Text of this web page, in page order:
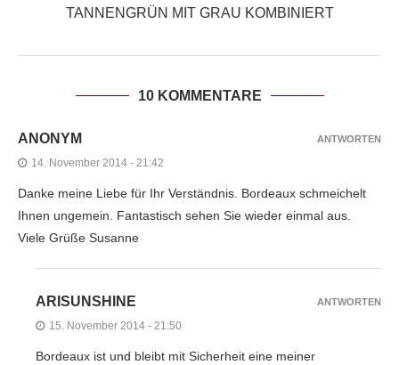
TANNENGRÜN MIT GRAU KOMBINIERT
10 KOMMENTARE
ANONYM
14. November 2014 - 21:42
Danke meine Liebe für Ihr Verständnis. Bordeaux schmeichelt
Ihnen ungemein. Fantastisch sehen Sie wieder einmal aus.
Viele Grüße Susanne
ANTWORTEN
ARISUNSHINE
15. November 2014 - 21:50
Bordeaux ist und bleibt mit Sicherheit eine meiner
ANTWORTEN